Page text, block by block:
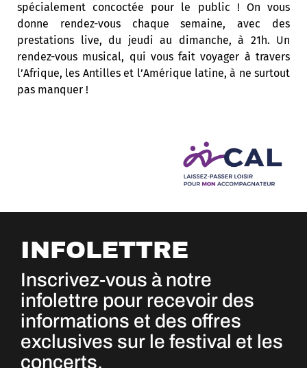
spécialement concoctée pour le public ! On vous
donne rendez-vous chaque semaine, avec des
prestations live, du jeudi au dimanche, à 21h. Un
rendez-vous musical, qui vous fait voyager à travers
l’Afrique, les Antilles et l’Amérique latine, à ne surtout
pas manquer !
INFOLETTRE
Inscrivez-vous à notre
infolettre pour recevoir des
informations et des offres
exclusives sur le festival et les
concerts.